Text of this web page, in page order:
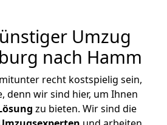
Umzug
nach Hamm
recht kostspielig sein,
denn wir sind hier, um Ihnen
zu bieten. Wir sind die